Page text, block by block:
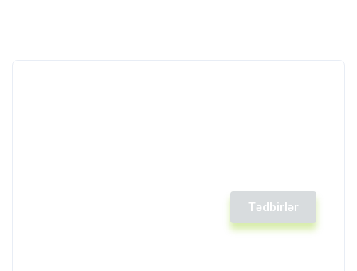
Tədbirlər